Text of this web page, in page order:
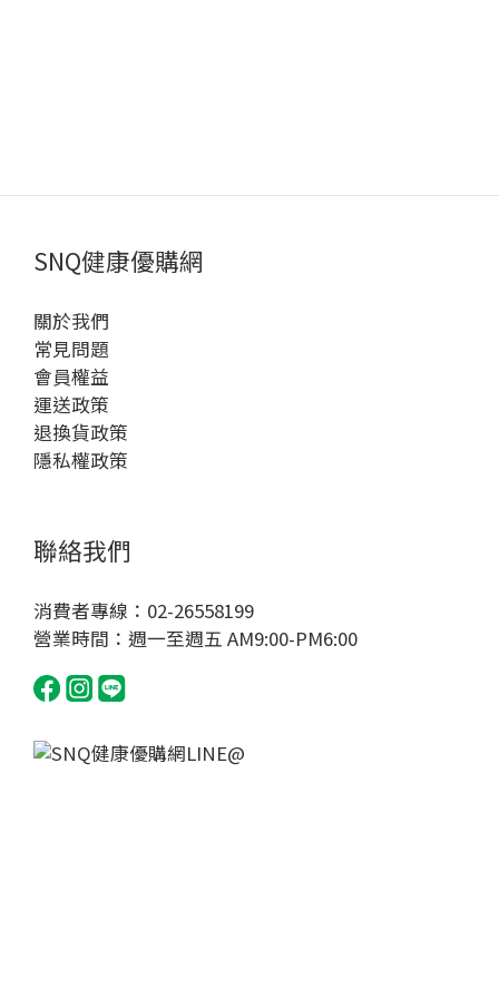
SNQ健康優購網
關於我們
常見問題
會員權益
運送政策
退換貨政策
隱私權政策
聯絡我們
消費者專線：02-26558199
營業時間：週一至週五 AM9:00-PM6:00